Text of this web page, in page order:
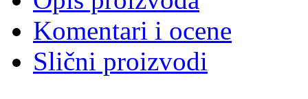
Komentari i ocene
Slični proizvodi